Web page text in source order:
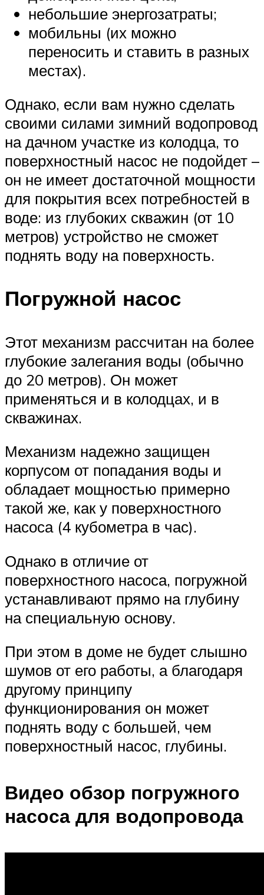
небольшие энергозатраты;
мобильны (их можно
переносить и ставить в разных
местах).
Однако, если вам нужно сделать
своими силами зимний водопровод
на дачном участке из колодца, то
поверхностный насос не подойдет –
он не имеет достаточной мощности
для покрытия всех потребностей в
воде: из глубоких скважин (от 10
метров) устройство не сможет
поднять воду на поверхность.
Погружной насос
Этот механизм рассчитан на более
глубокие залегания воды (обычно
до 20 метров). Он может
применяться и в колодцах, и в
скважинах.
Механизм надежно защищен
корпусом от попадания воды и
обладает мощностью примерно
такой же, как у поверхностного
насоса (4 кубометра в час).
Однако в отличие от
поверхностного насоса, погружной
устанавливают прямо на глубину
на специальную основу.
При этом в доме не будет слышно
шумов от его работы, а благодаря
другому принципу
функционирования он может
поднять воду с большей, чем
поверхностный насос, глубины.
Видео обзор погружного
насоса для водопровода